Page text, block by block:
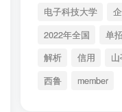
电子科技大学
2022年全国
单招
解析
信用
西鲁
member